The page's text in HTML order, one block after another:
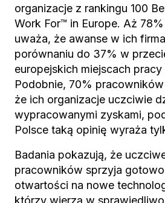
organizacje z rankingu 100
Work For™ in Europe. Aż
uważa, że awanse w ich
porównaniu do 37% w
europejskich miejscach
Podobnie, 70%
że ich organizacje uczciwie
wypracowanymi zyskami,
Polsce taką opinię wyraża
Badania pokazują, że
pracowników sprzyja
otwartości na nowe
którzy wierzą w